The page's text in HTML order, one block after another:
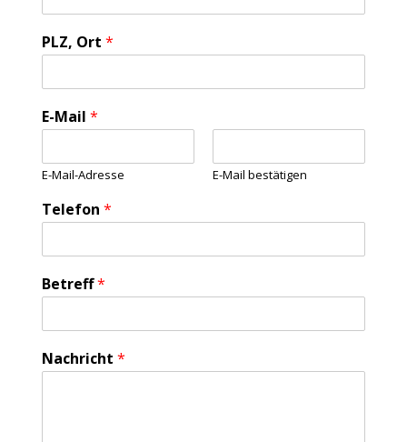
PLZ, Ort *
B
e
r
e
f
e
e
o
S
E-Mail *
E-Mail-Adresse E-Mail bestätigen
Telefon *
Betreff*
Nachricht *